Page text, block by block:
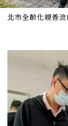
北市全齡化親善